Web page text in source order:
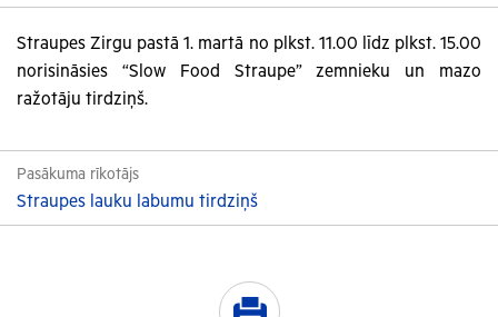
Straupes Zirgu pastā 1. martā no plkst. 11.00 līdz plkst. 15.00
norisināsies “Slow Food Straupe”zemnieku un mazo
ražotāju tirdziņš.
Pasākuma rīkotājs
Straupes lauku labumu tirdziņš